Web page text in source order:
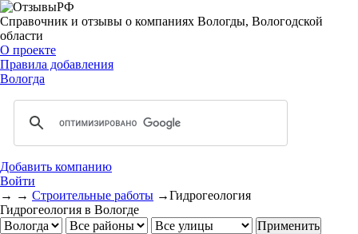
Справочник и отзывы о компаниях Вологды, Вологодской
области
О проекте
Правила добавления
Вологда
Добавить компанию
Войти
→ → Строительные работы →Гидрогеология
Гидрогеология в Вологде